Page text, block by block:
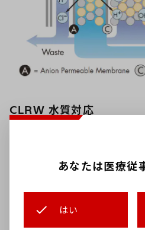
CLRW 水質対応
その管理が重要です。
規定されている、CLRW
に対
あなたは医療従
はい